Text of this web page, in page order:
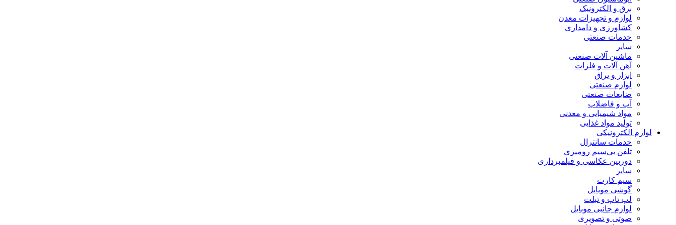
برق و الکترونیک
لوازم و تجهیزات معدن
کشاورزی و دامداری
خدمات صنعتی
سایر
ماشین آلات صنعتی
آهن آلات و فلزات
ابزار و یراق
لوازم صنعتی
ضایعات صنعتی
آب و فاضلاب
مواد شیمیایی و معدنی
تولید مواد غذایی
لوازم الکترونیکی
خدمات سانترال
تلفن بی‌سیم رومیزی
دوربین عکاسی و فیلمبرداری
سایر
سیم کارت
گوشی موبایل
لپ تاپ و تبلت
لوازم جانبی موبایل
صوتی و تصویری